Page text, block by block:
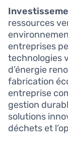
ressources
entreprises
technologies
d’énergie
fabrication
entreprise
gestion
solutions
déchets et